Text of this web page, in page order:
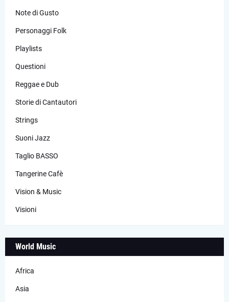
Note di Gusto
Personaggi Folk
Playlists
Questioni
Reggae e Dub
Storie di Cantautori
Strings
Suoni Jazz
Taglio BASSO
Tangerine Cafè
Vision & Music
Visioni
World Music
Africa
Asia